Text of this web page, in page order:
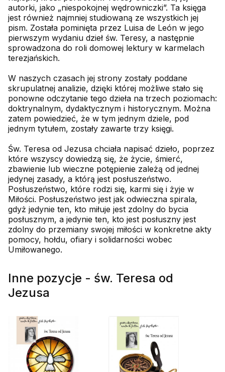
autorki, jako „niespokojnej wędrowniczki”. Ta księga
jest również najmniej studiowaną ze wszystkich jej
pism. Została pominięta przez Luisa de León w jego
pierwszym wydaniu dzieł św. Teresy, a następnie
sprowadzona do roli domowej lektury w karmelach
terezjańskich.
W naszych czasach jej strony zostały poddane
skrupulatnej analizie, dzięki której możliwe stało się
ponowne odczytanie tego dzieła na trzech poziomach:
doktrynalnym, dydaktycznym i historycznym. Można
zatem powiedzieć, że w tym jednym dziele, pod
jednym tytułem, zostały zawarte trzy księgi.
Św. Teresa od Jezusa chciała napisać dzieło, poprzez
które wszyscy dowiedzą się, że życie, śmierć,
zbawienie lub wieczne potępienie zależą od jednej
jedynej zasady, a którą jest posłuszeństwo.
Posłuszeństwo, które rodzi się, karmi się i żyje w
Miłości. Posłuszeństwo jest jak odwieczna spirala,
gdyż jedynie ten, kto miłuje jest zdolny do bycia
posłusznym, a jedynie ten, kto jest posłuszny jest
zdolny do przemiany swojej miłości w konkretne akty
pomocy, hołdu, ofiary i solidarności wobec
Umiłowanego.
Inne pozycje - św. Teresa od
Jezusa